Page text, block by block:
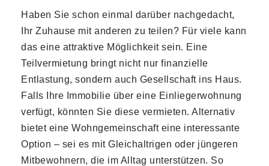
Haben Sie schon einmal darüber nachgedacht,
Ihr Zuhause mit anderen zu teilen? Für viele kann
das eine attraktive Möglichkeit sein. Eine
Teilvermietung bringt nicht nur finanzielle
Entlastung, sondern auch Gesellschaft ins Haus.
Falls Ihre Immobilie über eine Einliegerwohnung
verfügt, könnten Sie diese vermieten. Alternativ
bietet eine Wohngemeinschaft eine interessante
Option – sei es mit Gleichaltrigen oder jüngeren
Mitbewohnern, die im Alltag unterstützen. So